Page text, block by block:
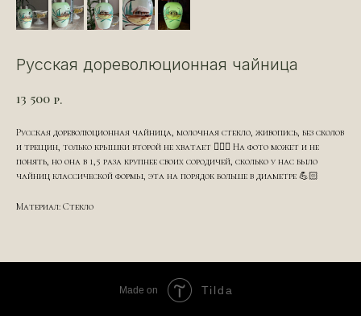
Русская дореволюционная чайница
13 500 р.
Русская дореволюционная чайница, молочная стекло, живопись, без сколов
и трещин, только крышки второй не хватает ☝🏻👀 На фото может и не
понять, но она в 1,5 раза крупнее своих сородичей, сколько у нас было
чайниц классической формы, эта на порядок больше в диаметре 💪🏻
Материал: Стекло
Made on Tilda